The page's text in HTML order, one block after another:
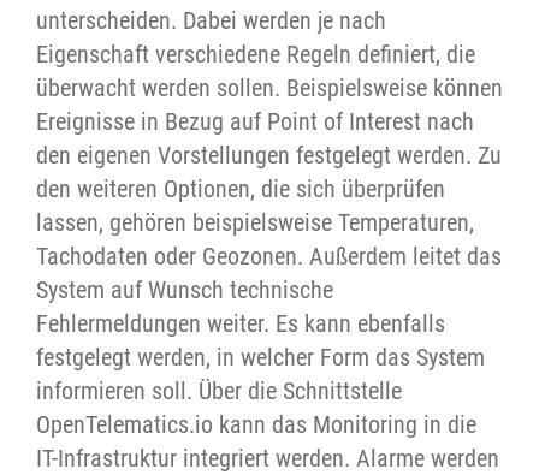
unterscheiden. Dabei werden je nach
Eigenschaft verschiedene Regeln definiert, die
überwacht werden sollen. Beispielsweise können
Ereignisse in Bezug auf Point of Interest nach
den eigenen Vorstellungen festgelegt werden. Zu
den weiteren Optionen, die sich überprüfen
lassen, gehören beispielsweise Temperaturen,
Tachodaten oder Geozonen. Außerdem leitet das
System auf Wunsch technische
Fehlermeldungen weiter. Es kann ebenfalls
festgelegt werden, in welcher Form das System
informieren soll. Über die Schnittstelle
OpenTelematics.io kann das Monitoring in die
IT-Infrastruktur integriert werden. Alarme werden